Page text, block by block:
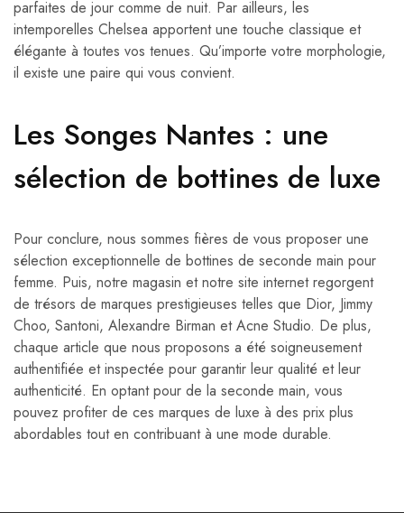
parfaites de jour comme de nuit. Par ailleurs, les
intemporelles Chelsea apportent une touche classique et
élégante à toutes vos tenues. Qu’importe votre morphologie,
il existe une paire qui vous convient.
Les Songes Nantes : une
sélection de bottines de luxe
Pour conclure, nous sommes fières de vous proposer une
sélection exceptionnelle de bottines de seconde main pour
femme. Puis, notre magasin et notre site internet regorgent
de trésors de marques prestigieuses telles que Dior, Jimmy
Choo, Santoni, Alexandre Birman et Acne Studio. De plus,
chaque article que nous proposons a été soigneusement
authentifiée et inspectée pour garantir leur qualité et leur
authenticité. En optant pour de la seconde main, vous
pouvez profiter de ces marques de luxe à des prix plus
abordables tout en contribuant à une mode durable.